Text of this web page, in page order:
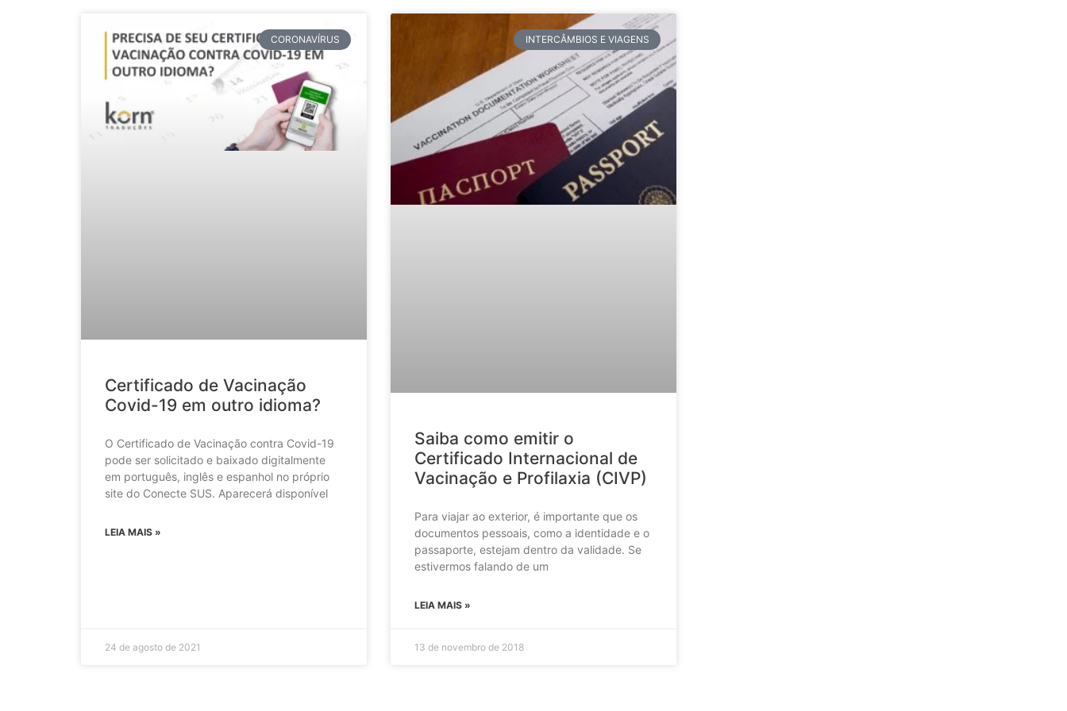
CORONAVÍRUS
Certificado de Vacinação
Covid-19 em outro idioma?
O Certificado de Vacinação contra Covid-19
pode ser solicitado e baixado digitalmente
em português, inglês e espanhol no próprio
site do Conecte SUS. Aparecerá disponível
LEIA MAIS »
24 de agosto de 2021
INTERCÂMBIOS E VIAGENS
Saiba como emitir o
Certificado Internacional de
Vacinação e Profilaxia (CIVP)
Para viajar ao exterior, é importante que os
documentos pessoais, como a identidade e o
passaporte, estejam dentro da validade. Se
estivermos falando de um
LEIA MAIS »
13 de novembro de 2018